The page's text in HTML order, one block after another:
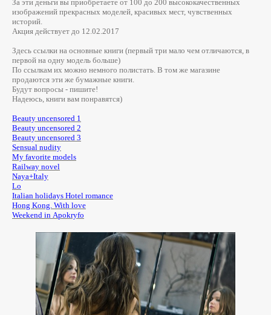
За эти деньги вы приобретаете от 100 до 200 высококачественных
изображений прекрасных моделей, красивых мест, чувственных
историй.
Акция действует до 12.02.2017
Здесь ссылки на основные книги (первый три мало чем отличаются, в
первой на одну модель больше)
По ссылкам их можно немного полистать. В том же магазине
продаются эти же бумажные книги.
Будут вопросы - пишите!
Надеюсь, книги вам понравятся)
Beauty uncensored 1
Beauty uncensored 2
Beauty uncensored 3
Sensual nudity
My favorite models
Railway novel​
Naya+Italy
Lo​
Italian holidays Hotel romance​
Hong Kong. With love
Weekend in Apokryfo​